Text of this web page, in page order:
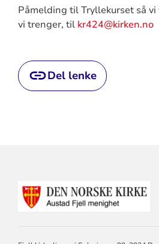
Påmelding til Tryllekurset så
vi trenger, til kr424@kirken.no
Del lenke